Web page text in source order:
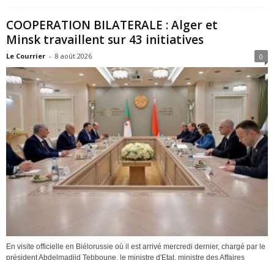
COOPERATION BILATERALE : Alger et
Minsk travaillent sur 43 initiatives
Le Courrier - 8 août 2026 0
En visite officielle en Biélorussie où il est arrivé mercredi dernier, chargé par le
président Abdelmadjid Tebboune, le ministre d'Etat, ministre des Affaires